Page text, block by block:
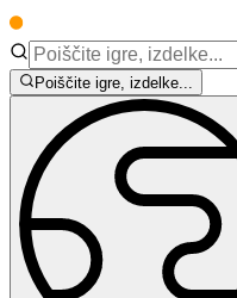
Poiščite igre, izdelke...